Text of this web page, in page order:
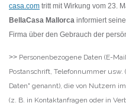
casa.com tritt mit Wirkung vom 23.
BellaCasa Mallorca informiert
Firma über den Gebrauch der
>> Personenbezogene Daten (E-
Postanschrift, Telefonnummer usw.
Daten" genannt), die von Nutzern
(z. B. in Kontaktanfragen oder in